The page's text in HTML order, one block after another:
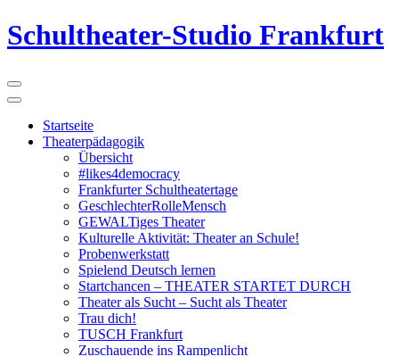
Schultheater-Studio Frankfurt
Startseite
Theaterpädagogik
Übersicht
#likes4democracy
Frankfurter Schultheatertage
GeschlechterRolleMensch
GEWALTiges Theater
Kulturelle Aktivität: Theater an Schule!
Probenwerkstatt
Spielend Deutsch lernen
Startchancen – THEATER STARTET DURCH
Theater als Sucht – Sucht als Theater
Trau dich!
TUSCH Frankfurt
Zuschauende ins Rampenlicht